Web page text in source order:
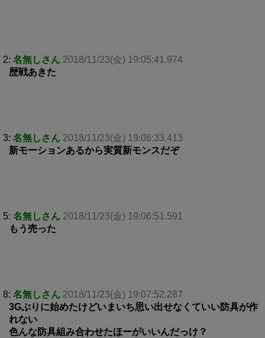
2: 名無しさん 2018/11/23(金) 19:05:41.974
歴戦あきた
3: 名無しさん 2018/11/23(金) 19:06:33.413
新モーションあるから実質新モンスだぞ
5: 名無しさん 2018/11/23(金) 19:06:51.591
もう売った
8: 名無しさん 2018/11/23(金) 19:07:52.287
3Gぶりに始めたけどいまいち思い出せなくていい防具が作
れない
色んな防具組み合わせたほーがいいんだっけ？